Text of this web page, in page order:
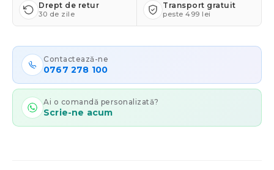
Drept de retur
30 de zile
Transport gratuit
peste 499 lei
Contactează-ne
0767 278 100
Ai o comandă personalizată?
Scrie-ne acum